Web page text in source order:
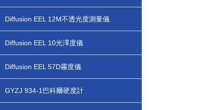
Diffusion EEL 12M不透光度測量儀
Diffusion EEL 10光澤度儀
Diffusion EEL 57D霧度儀
GYZJ 934-1巴科爾硬度計